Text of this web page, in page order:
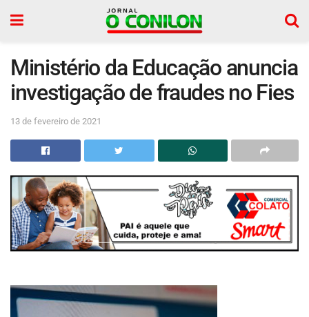
Ministério da Educação anuncia
investigação de fraudes no Fies
13 de fevereiro de 2021